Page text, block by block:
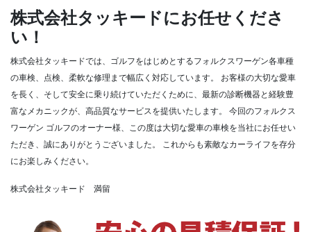
株式会社タッキードにお任せくださ
い！
株式会社タッキードでは、ゴルフをはじめとするフォルクスワーゲン各車種
の車検、点検、柔軟な修理まで幅広く対応しています。
お客様の大切な愛車
を長く、そして安全に乗り続けていただくために、最新の診断機器と経験豊
富なメカニックが、高品質なサービスを提供いたします。
今回のフォルクス
ワーゲン ゴルフのオーナー様、この度は大切な愛車の車検を当社にお任せい
ただき、誠にありがとうございました。
これからも素敵なカーライフを存分
にお楽しみください。
株式会社タッキード 満留